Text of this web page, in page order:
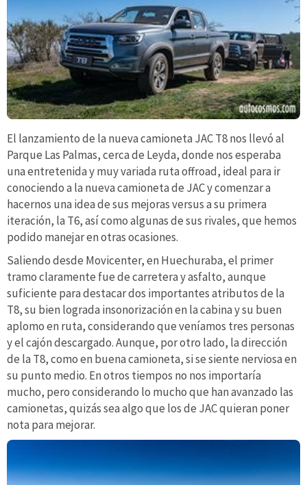
El lanzamiento de la nueva camioneta JAC T8 nos llevó al
Parque Las Palmas, cerca de Leyda, donde nos esperaba
una entretenida y muy variada ruta offroad, ideal para ir
conociendo a la nueva camioneta de JAC y comenzar a
hacernos una idea de sus mejoras versus a su primera
iteración, la T6, así como algunas de sus rivales, que hemos
podido manejar en otras ocasiones.
Saliendo desde Movicenter, en Huechuraba, el primer
tramo claramente fue de carretera y asfalto, aunque
suficiente para destacar dos importantes atributos de la
T8, su bien lograda insonorización en la cabina y su buen
aplomo en ruta, considerando que veníamos tres personas
y el cajón descargado. Aunque, por otro lado, la dirección
de la T8, como en buena camioneta, si se siente nerviosa en
su punto medio. En otros tiempos no nos importaría
mucho, pero considerando lo mucho que han avanzado las
camionetas, quizás sea algo que los de JAC quieran poner
nota para mejorar.